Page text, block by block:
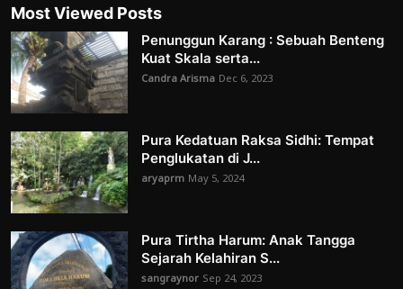
Most Viewed Posts
Penunggun Karang : Sebuah Benteng
Kuat Skala serta...
Candra Arisma Dec 6, 2023
Pura Kedatuan Raksa Sidhi: Tempat
Penglukatan di J...
aryaprm May 5, 2024
Pura Tirtha Harum: Anak Tangga
Sejarah Kelahiran S...
sangraynor Sep 24, 2023